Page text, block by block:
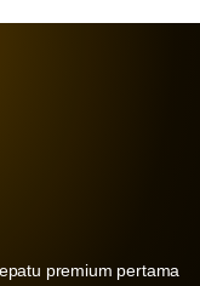
premium pertama